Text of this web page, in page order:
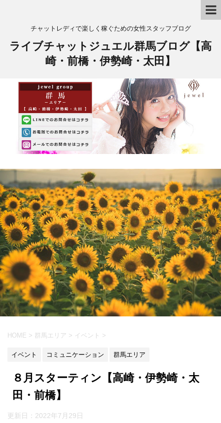
チャットレディで楽しく稼ぐための女性スタッフブログ
ライブチャットジュエル群馬ブログ【高
崎・前橋・伊勢崎・太田】
HOME > 群馬エリア > イベント >
イベント コミュニケーション 群馬エリア
８月スターティン【高崎・伊勢崎・太
田・前橋】
更新日： 2022年7月29日